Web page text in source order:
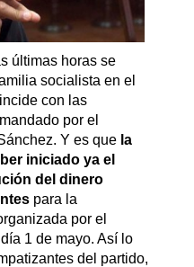
últimas horas se
socialista en el
con las
por el
Y es que la
iniciado ya el
del dinero
para la
por el
1 de mayo. Así lo
del partido,